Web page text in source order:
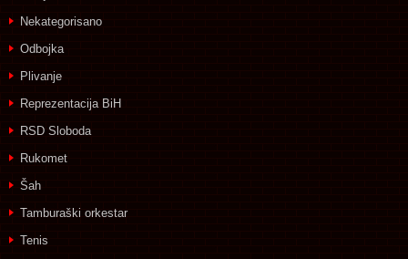
Nekategorisano
Odbojka
Plivanje
Reprezentacija BiH
RSD Sloboda
Rukomet
Šah
Tamburaški orkestar
Tenis